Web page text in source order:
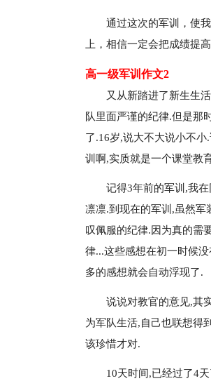
通过这次的军训，使
上，相信一定会把成绩提高
高一级军训作文2
又从新踏进了新生生
队里面严谨的纪律.但是那
了.16岁,说大不大说小不
训啊,实质就是一个课堂教
记得3年前的军训,我
凛凛.到现在的军训,虽然军
叹佩服的纪律.因为真的需
律...这些感想在初一时候
多的感想就会自动浮现了.
说说对教官的意见,其
为军队生活,自己也联想得
该珍惜才对.
10天时间,已经过了4